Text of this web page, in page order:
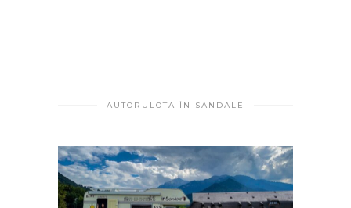
AUTORULOTA ÎN SANDALE